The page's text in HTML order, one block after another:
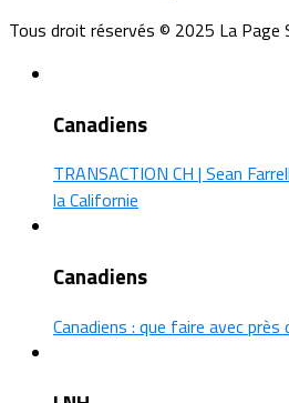
Tous droit réservés © 2025 La Page
Canadiens
TRANSACTION CH | Sean
la Californie
Canadiens
Canadiens : que faire avec près